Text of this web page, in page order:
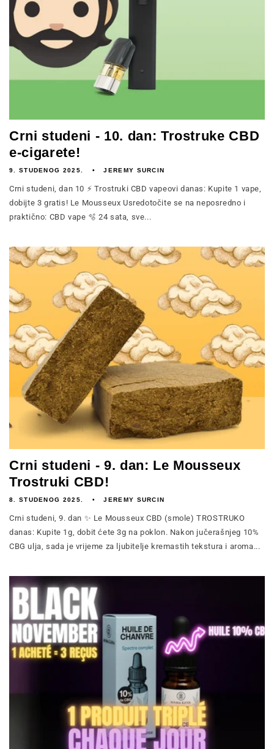
Crni studeni - 10. dan: Trostruke CBD
e-cigarete!
9. STUDENOG 2025. JEREMY SURCIN
Crni studeni, dan 10 ⚡ Trostruki CBD vapeovi danas: Kupite 1 vape,
dobijte 3 gratis! Le Mousseux Usredotočite se na neposredno i
praktično: CBD vape 🫧 24 sata, sve...
Crni studeni - 9. dan: Le Mousseux
Trostruki CBD!
8. STUDENOG 2025. JEREMY SURCIN
Crni studeni, 9. dan ✨ Le Mousseux CBD (smole) TROSTRUKO
danas: Kupite 1g, dobit ćete 3g na poklon. Nakon jučerašnjeg 10%
CBG ulja, sada je vrijeme za ljubitelje kremastih tekstura i aroma...